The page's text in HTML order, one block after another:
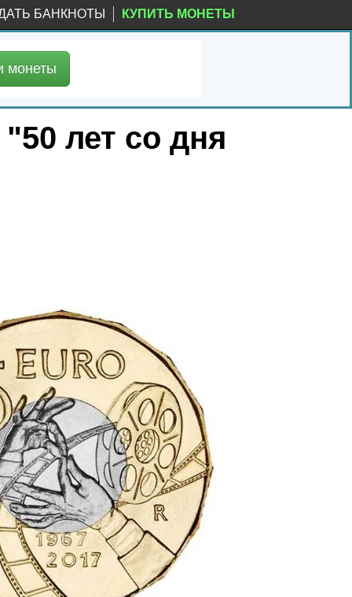
БАНКНОТЫ КУПИТЬ МОНЕТЫ
монеты
лет со дня